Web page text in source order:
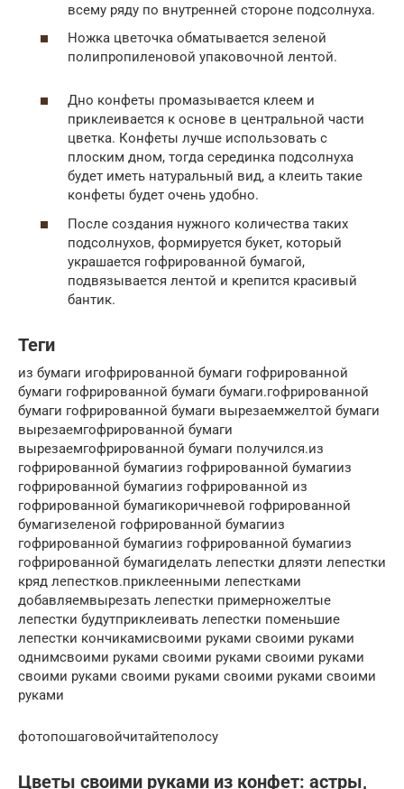
всему ряду по внутренней стороне подсолнуха.
Ножка цветочка обматывается зеленой
полипропиленовой упаковочной лентой.
Дно конфеты промазывается клеем и
приклеивается к основе в центральной части
цветка. Конфеты лучше использовать с
плоским дном, тогда серединка подсолнуха
будет иметь натуральный вид, а клеить такие
конфеты будет очень удобно.
После создания нужного количества таких
подсолнухов, формируется букет, который
украшается гофрированной бумагой,
подвязывается лентой и крепится красивый
бантик.
Теги
из бумаги игофрированной бумаги гофрированной
бумаги гофрированной бумаги бумаги.гофрированной
бумаги гофрированной бумаги вырезаемжелтой бумаги
вырезаемгофрированной бумаги
вырезаемгофрированной бумаги получился.из
гофрированной бумагииз гофрированной бумагииз
гофрированной бумагииз гофрированной из
гофрированной бумагикоричневой гофрированной
бумагизеленой гофрированной бумагииз
гофрированной бумагииз гофрированной бумагииз
гофрированной бумагиделать лепестки дляэти лепестки
кряд лепестков.приклеенными лепестками
добавляемвырезать лепестки примерножелтые
лепестки будутприклеивать лепестки поменьшие
лепестки кончикамисвоими руками своими руками
однимсвоими руками своими руками своими руками
своими руками своими руками своими руками своими
руками
фотопошаговойчитайтеполосу
Цветы своими руками из конфет: астры,